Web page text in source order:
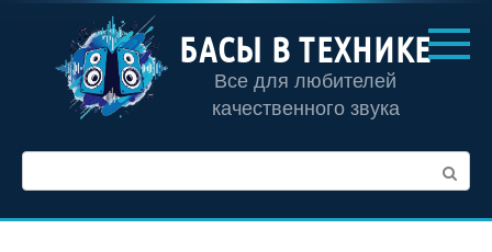
контенту
БАСЫ В ТЕХНИКЕ
Все для любителей
качественного звука